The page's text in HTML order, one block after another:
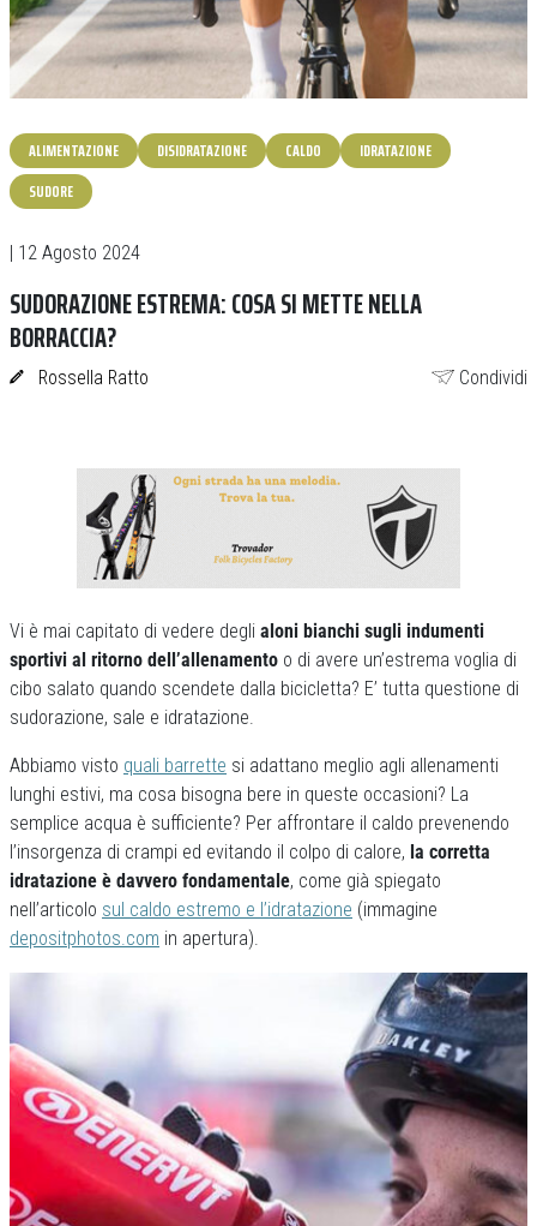
ALIMENTAZIONE DISIDRATAZIONE CALDO
IDRATAZIONE
SUDORE
| 12 Agosto 2024
SUDORAZIONE ESTREMA: COSA SI METTE NELLA
BORRACCIA?
Rossella Ratto Condividi
Vi è mai capitato di vedere degli aloni bianchi sugli indumenti
sportivi al ritorno dell’allenamento o di avere un’estrema voglia di
cibo salato quando scendete dalla bicicletta? E’ tutta questione di
sudorazione, sale e idratazione.
Abbiamo visto quali barrette si adattano meglio agli allenamenti
lunghi estivi, ma cosa bisogna bere in queste occasioni? La
semplice acqua è sufficiente? Per affrontare il caldo prevenendo
l’insorgenza di crampi ed evitando il colpo di calore, la corretta
idratazione è davvero fondamentale, come già spiegato
nell’articolo sul caldo estremo e l’idratazione (immagine
depositphotos.com in apertura).